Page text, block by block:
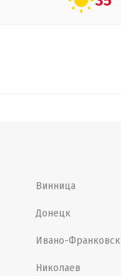
Винница
Донецк
Ивано-Франковск
Николаев